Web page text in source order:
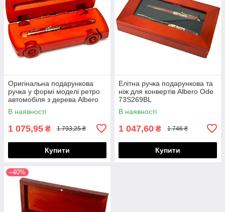
Оригінальна подарункова
ручка у формі моделі ретро
автомобіля з дерева Albero
Ode 663S269
В наявності
1 075,95 ₴ 1 793,25 ₴
Купити
Елітна ручка подарункова та
ніж для конвертів Albero Ode
73S269BL
В наявності
1 047,60 ₴ 1 746 ₴
Купити
–40%